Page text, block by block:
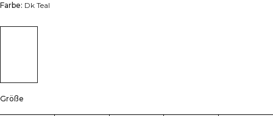
Farbe: Dk Teal
Größe